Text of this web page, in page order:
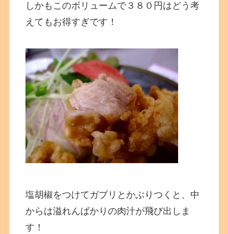
しかもこのボリュームで３８０円はどう考
えてもお得すぎです！
塩胡椒をつけてガブリとかぶりつくと、中
からは溢れんばかりの肉汁が飛び出しま
す！